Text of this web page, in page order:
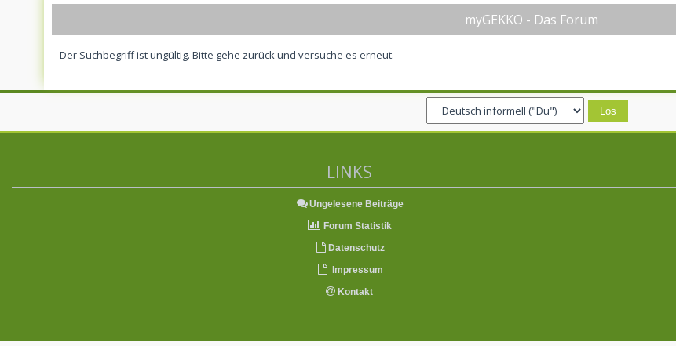
myGEKKO - Das Forum
Der Suchbegriff ist ungültig. Bitte gehe zurück und versuche es erneut.
LINKS
Ungelesene Beiträge
Forum Statistik
Datenschutz
Impressum
Kontakt